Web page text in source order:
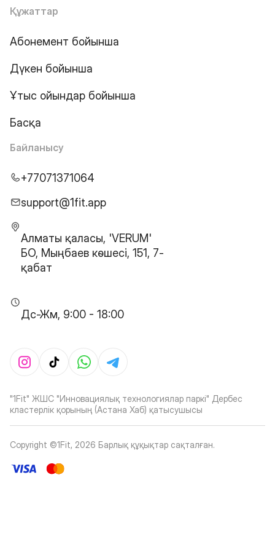
Құжаттар
Абонемент бойынша
Дүкен бойынша
Ұтыс ойындар бойынша
Басқа
Байланысу
+77071371064
support@1fit.app
Алматы қаласы, 'VERUM'
БО, Мыңбаев көшесі, 151, 7-
қабат
Дс-Жм, 9:00 - 18:00
"1Fit" ЖШС "Инновациялық технологиялар паркі" Дербес
кластерлік қорының (Астана Хаб) қатысушысы
Copyright ©1Fit, 2026 Барлық құқықтар сақталған.